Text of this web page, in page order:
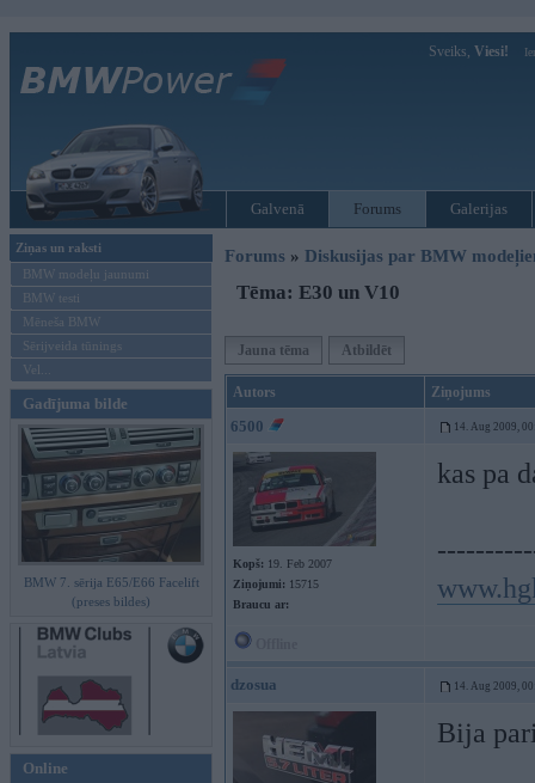
Sveiks, Viesi!
Galvenā Forums Galerijas
Ziņas un raksti
BMW modeļu jaunumi
BMW testi
Mēneša BMW
Sērijveida tūnings
Vel...
Gadījuma bilde
BMW 7. sērija E65/E66 Facelift
(preses bildes)
Online
Forums » Diskusijas par BMW
Tēma: E30 un V10
Jauna tēma Atbildēt
Autors Ziņojums
6500 14. Aug 2009,
Kopš: 19. Feb 2007
Ziņojumi: 15715
Braucu ar:
kas pa
dzosua 14. Aug 2009,
Bija